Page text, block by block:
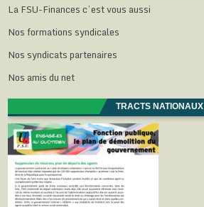
La FSU-Finances c’est vous aussi
Nos formations syndicales
Nos syndicats partenaires
Nos amis du net
TRACTS NATIONAUX